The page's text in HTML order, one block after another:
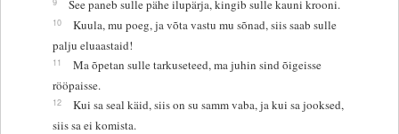
See paneb sulle pähe ilupärja, kingib sulle kauni krooni.
10
Kuula, mu poeg, ja võta vastu mu sõnad, siis saab sulle
palju eluaastaid!
11
Ma õpetan sulle tarkuseteed, ma juhin sind õigeisse
rööpaisse.
12
Kui sa seal käid, siis on su samm vaba, ja kui sa jooksed,
siis sa ei komista.